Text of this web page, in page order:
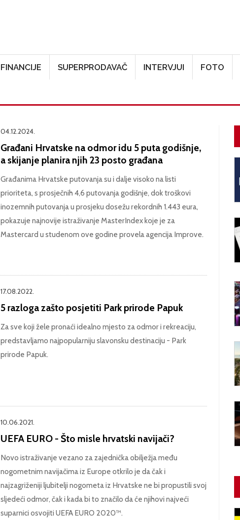
FINANCIJE SUPERPRODAVAČ INTERVJUI FOTO
04.12.2024.
Građani Hrvatske na odmor idu 5 puta godišnje,
a skijanje planira njih 23 posto građana
Građanima Hrvatske putovanja su i dalje visoko na listi
prioriteta, s prosječnih 4,6 putovanja godišnje, dok troškovi
inozemnih putovanja u prosjeku dosežu rekordnih 1.443 eura,
pokazuje najnovije istraživanje MasterIndex koje je za
Mastercard u studenom ove godine provela agencija Improve.
17.08.2022.
5 razloga zašto posjetiti Park prirode Papuk
Za sve koji žele pronaći idealno mjesto za odmor i rekreaciju,
predstavljamo najpopularniju slavonsku destinaciju - Park
prirode Papuk.
10.06.2021.
UEFA EURO - Što misle hrvatski navijači?
Novo istraživanje vezano za zajednička obilježja među
nogometnim navijačima iz Europe otkrilo je da čak i
najzagriženiji ljubitelji nogometa iz Hrvatske ne bi propustili svoj
sljedeći odmor, čak i kada bi to značilo da će njihovi najveći
suparnici osvojiti UEFA EURO 2020™.